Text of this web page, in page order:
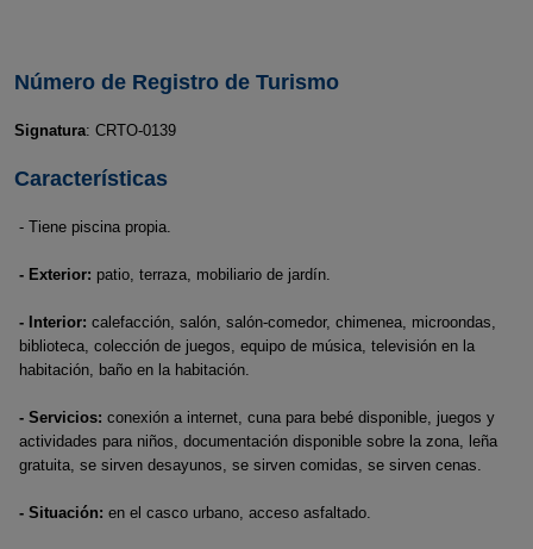
Número de Registro de Turismo
Signatura: CRTO-0139
Características
- Tiene piscina propia.
- Exterior: patio, terraza, mobiliario de jardín.
- Interior: calefacción, salón, salón-comedor, chimenea, microondas,
biblioteca, colección de juegos, equipo de música, televisión en la
habitación, baño en la habitación.
- Servicios: conexión a internet, cuna para bebé disponible, juegos y
actividades para niños, documentación disponible sobre la zona, leña
gratuita, se sirven desayunos, se sirven comidas, se sirven cenas.
- Situación: en el casco urbano, acceso asfaltado.